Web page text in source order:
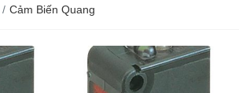
Cảm Biến Quang